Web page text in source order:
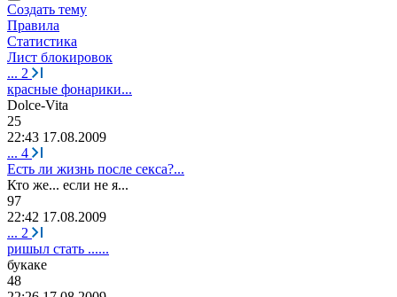
Создать тему
Правила
Статистика
Лист блокировок
... 2
красные фонарики...
Dolce-Vita
25
22:43 17.08.2009
... 4
Есть ли жизнь после секса?...
Кто же... если не я...
97
22:42 17.08.2009
... 2
ришыл стать ......
букаке
48